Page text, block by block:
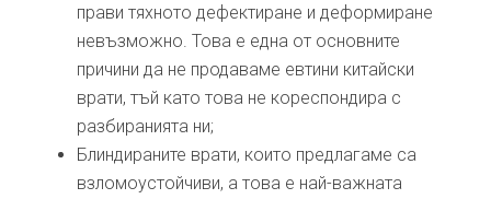
прави тяхното дефектиране и деформиране
невъзможно. Това е една от основните
причини да не продаваме евтини китайски
врати, тъй като това не кореспондира с
разбиранията ни;
Блиндираните врати, които предлагаме са
взломоустойчиви, а това е най-важната